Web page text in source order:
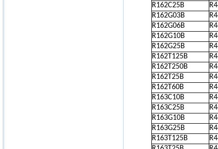
R162C25B
R162G03B
R162G06B
R162G10B
R162G25B
R162T125B
R162T250B
R162T25B
R162T60B
R163C10B
R163C25B
R163G10B
R163G25B
R163T125B